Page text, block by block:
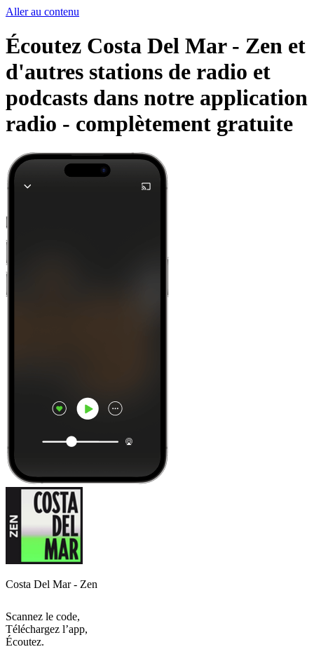
Aller au contenu
Écoutez Costa Del Mar - Zen et
d'autres stations de radio et
podcasts dans notre application
radio - complètement gratuite
Costa Del Mar - Zen
Scannez le code,
Téléchargez l’app,
Écoutez.